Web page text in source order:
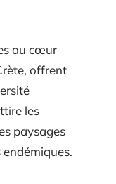
au cœur
offrent
les
paysages